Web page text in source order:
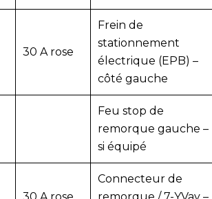
30 A rose
Frein de
stationnement
électrique (EPB) –
côté gauche
Feu stop de
remorque gauche –
si équipé
Connecteur de